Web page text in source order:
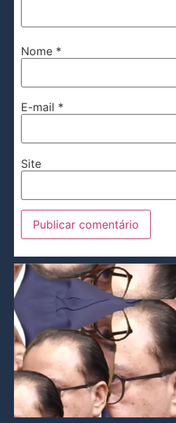
Nome *
E-mail *
Site